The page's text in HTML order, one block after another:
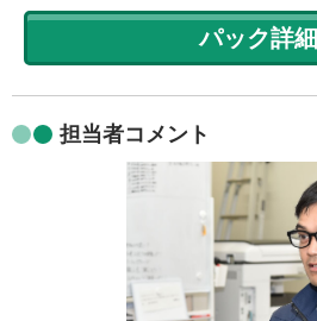
パック詳細
担当者コメント